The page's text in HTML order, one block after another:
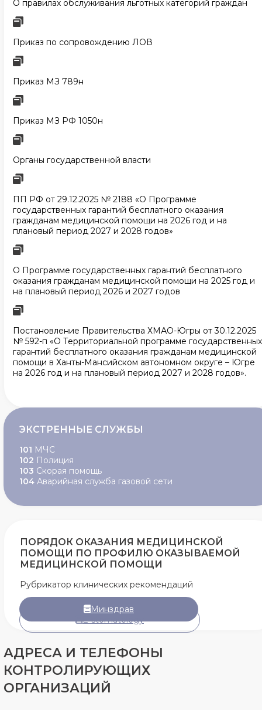
О правилах обслуживания льготных категорий граждан
Приказ по сопровождению ЛОВ
Приказ МЗ 789н
Приказ МЗ РФ 1050н
Органы государственной власти
ПП РФ от 29.12.2025 № 2188 «О Программе
государственных гарантий бесплатного оказания
гражданам медицинской помощи на 2026 год и на
плановый период 2027 и 2028 годов»
О Программе государственных гарантий бесплатного
оказания гражданам медицинской помощи на 2025 год и
на плановый период 2026 и 2027 годов
Постановление Правительства ХМАО-Югры от 30.12.2025
№ 592-п «О Территориальной программе государственных
гарантий бесплатного оказания гражданам медицинской
помощи в Ханты-Мансийском автономном округе – Югре
на 2026 год и на плановый период 2027 и 2028 годов».
ЭКСТРЕННЫЕ СЛУЖБЫ
101 МЧС
102 Полиция
103 Скорая помощь
104 Аварийная служба газовой сети
ПОРЯДОК ОКАЗАНИЯ МЕДИЦИНСКОЙ
ПОМОЩИ ПО ПРОФИЛЮ ОКАЗЫВАЕМОЙ
МЕДИЦИНСКОЙ ПОМОЩИ
Рубрикатор клинических рекомендаций
Минздрав
E-stomatology
АДРЕСА И ТЕЛЕФОНЫ
КОНТРОЛИРУЮЩИХ
ОРГАНИЗАЦИЙ